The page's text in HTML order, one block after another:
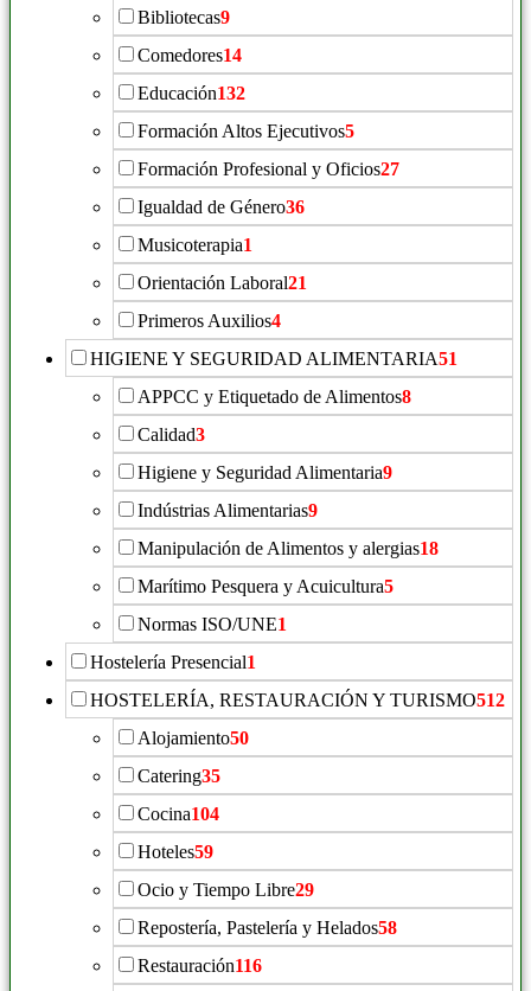
Bibliotecas9
Comedores14
Educación132
Formación Altos Ejecutivos5
Formación Profesional y Oficios27
Igualdad de Género36
Musicoterapia1
Orientación Laboral21
Primeros Auxilios4
HIGIENE Y SEGURIDAD ALIMENTARIA51
APPCC y Etiquetado de Alimentos8
Calidad3
Higiene y Seguridad Alimentaria9
Indústrias Alimentarias9
Manipulación de Alimentos y alergias18
Marítimo Pesquera y Acuicultura5
Normas ISO/UNE1
Hostelería Presencial1
HOSTELERÍA, RESTAURACIÓN Y TURISMO512
Alojamiento50
Catering35
Cocina104
Hoteles59
Ocio y Tiempo Libre29
Repostería, Pastelería y Helados58
Restauración116